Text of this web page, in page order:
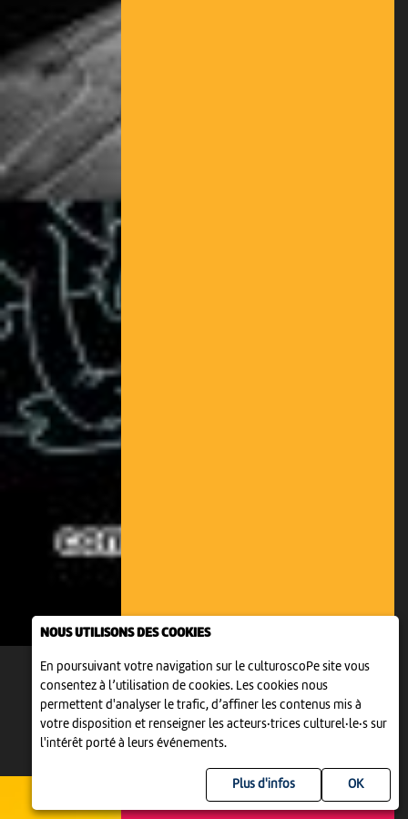
NOUS UTILISONS DES COOKIES
En poursuivant votre navigation sur le culturoscoPe site vous
consentez à l’utilisation de cookies. Les cookies nous
permettent d'analyser le trafic, d’affiner les contenus mis à
votre disposition et renseigner les acteurs·trices culturel·le·s sur
l'intérêt porté à leurs événements.
Plus d'infos